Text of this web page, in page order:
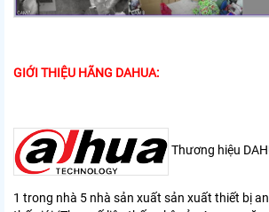
GIỚI THIỆU HÃNG DAHUA:
Thương hiệu
1 trong nhà 5 nhà sản xuất sản xuất thiết bị